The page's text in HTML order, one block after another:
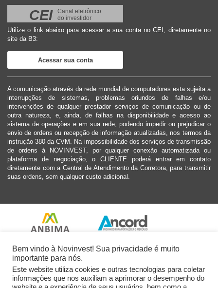
CEI
Canal eletrônico
do investidor
Utilize o link abaixo para acessar a sua conta no CEI, diretamente no
site da B3:
Acessar sua conta
A comunicação através da rede mundial de computadores esta sujeita a
interrupções de sistemas, problemas oriundos de falhas e/ou
intervenções de qualquer prestador serviços de comunicação ou de
outra natureza, e, ainda, de falhas na disponibilidade e acesso ao
sistema de operações e em sua rede, podendo impedir ou prejudicar o
envio de ordens ou recepção de informação atualizadas, nos termos da
instrução 380 da CVM. Na impossibilidade dos serviços de transmissão
de ordens à NOVINVEST, por qualquer conexão automatizada ou
plataforma de negociação, o CLIENTE poderá entrar em contato
diretamente com a Central de Atendimento da Corretora, para transmitir
suas ordens, sem qualquer custo adicional.
Bem vindo à Novinvest! Sua privacidade é muito
importante para nós.
Este website utiliza cookies e outras tecnologias para coletar
informações que nos auxiliam a aprimorar o desempenho do